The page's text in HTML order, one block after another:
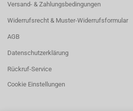
Versand- & Zahlungsbedingungen
Widerrufsrecht & Muster-Widerrufsformular
AGB
Datenschutzerklärung
Rückruf-Service
Cookie Einstellungen